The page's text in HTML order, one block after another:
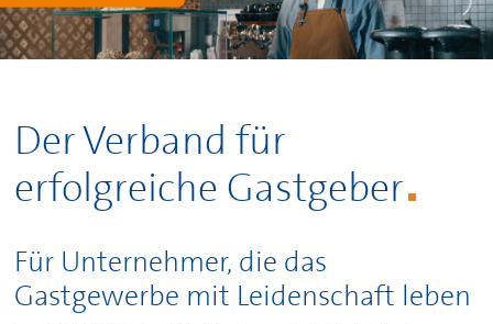
Der Verband für
erfolgreiche Gastgeber
Für Unternehmer, die das
Gastgewerbe mit Leidenschaft leben